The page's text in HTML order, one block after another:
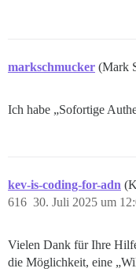
markschmucker (Mark
Ich habe „Sofortige
kev-is-coding-for-adn
30. Juli 2025 um
616
Vielen Dank für Ihre
die Möglichkeit, eine